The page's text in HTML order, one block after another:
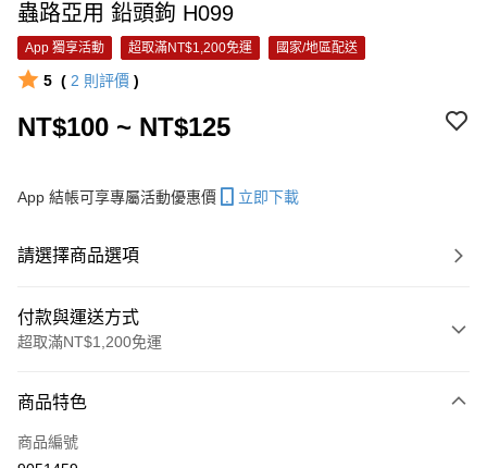
蟲路亞用 鉛頭鉤 H099
App 獨享活動 超取滿NT$1,200免運 國家/地區配送
5 ( 2 則評價 )
NT$100 ~ NT$125
App 結帳可享專屬活動優惠價 立即下載
請選擇商品選項
付款與運送方式
超取滿NT$1,200免運
信用卡一次付款
信用卡分期付款
商品特色
商品編號